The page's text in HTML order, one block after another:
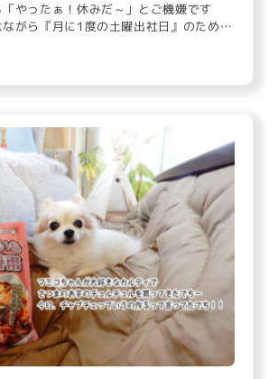
やったぁ！休みだ～」とご機嫌です
がら『月に1度の土曜出社日』のため、
も通…